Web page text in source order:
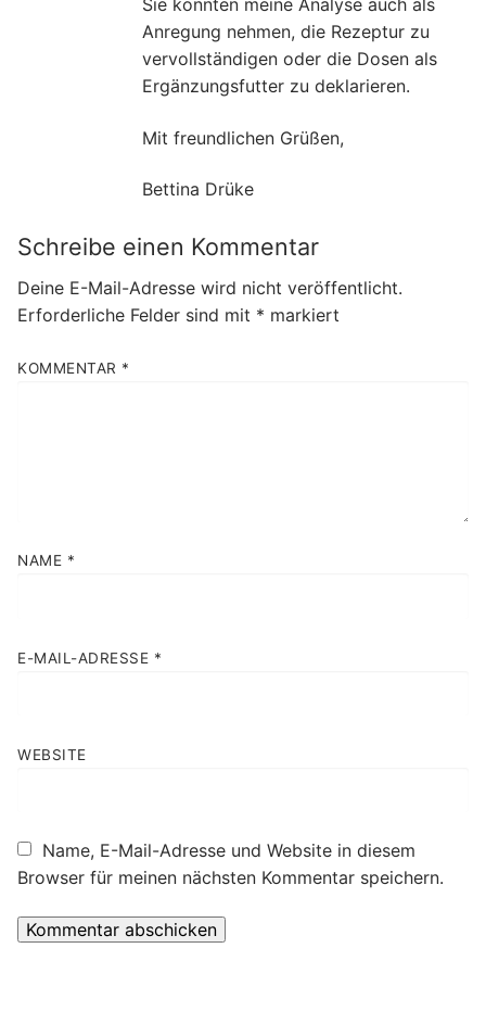
Sie könnten meine Analyse auch als
Anregung nehmen, die Rezeptur zu
vervollständigen oder die Dosen als
Ergänzungsfutter zu deklarieren.
Mit freundlichen Grüßen,
Bettina Drüke
Schreibe einen Kommentar
Deine E-Mail-Adresse wird nicht veröffentlicht.
Erforderliche Felder sind mit * markiert
KOMMENTAR *
NAME *
E-MAIL-ADRESSE *
WEBSITE
Name, E-Mail-Adresse und Website in diesem
Browser für meinen nächsten Kommentar speichern.